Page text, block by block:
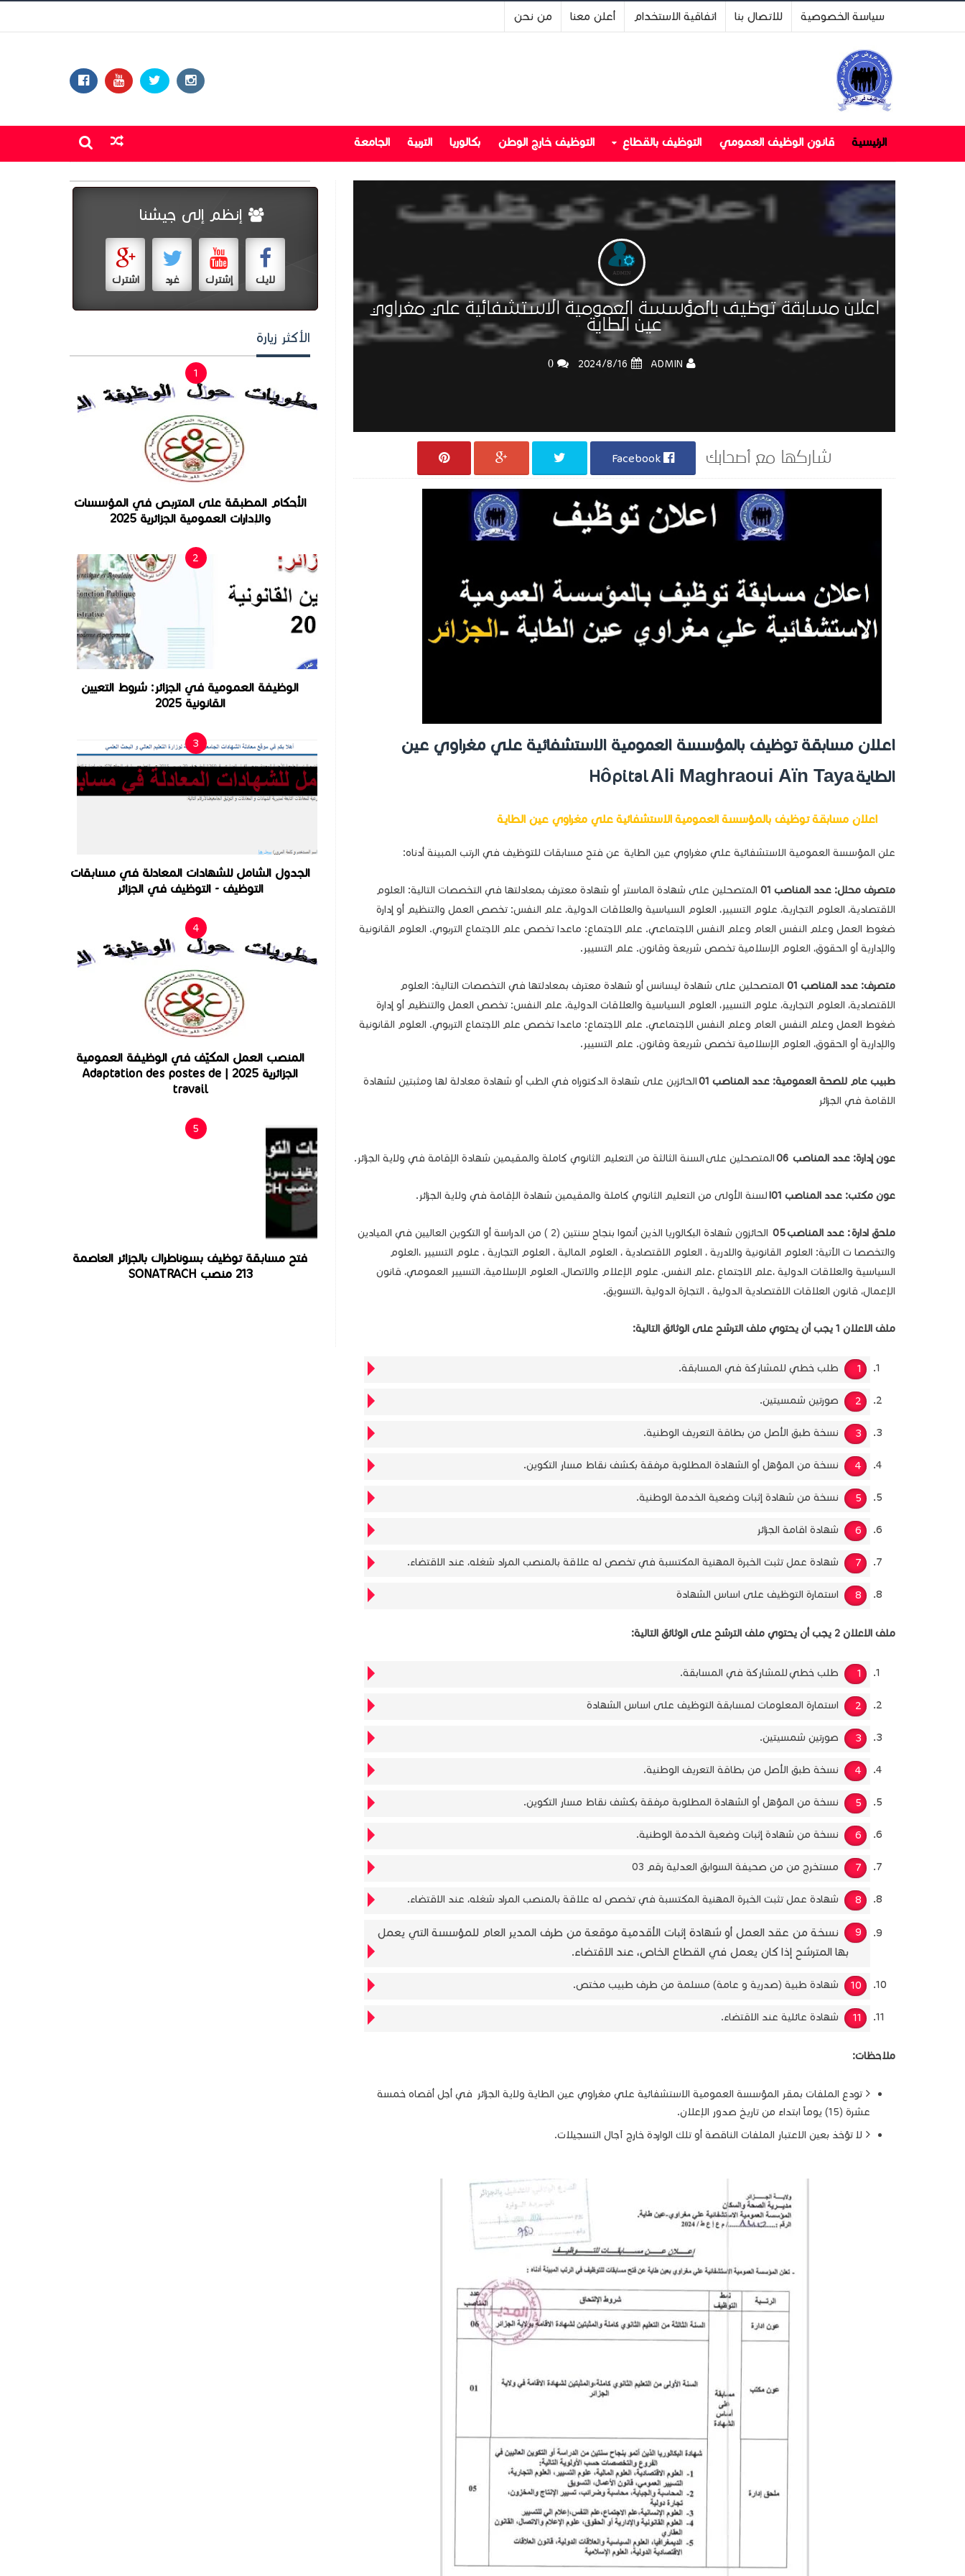
سياسة الخصوصية للاتصال بنا اتفاقية الاستخدام أعلن معنا من نحن
الرئيسية قانون الوظيف العمومي التوظيف بالقطاع التوظيف خارج الوطن بكالوريا التربية الجامعة
اعلان مسابقة توظيف بالمؤسسة العمومية الاستشفائية علي مغراوي
عين الطاية
ADMIN
16‏/8‏/2024
0
اعلان مسابقة توظيف بالمؤسسة العمومية الاستشفائية علي مغراوي عين
الطاية
HôpitalAli Maghraoui Aïn Taya
اعلان مسابقة توظيف بالمؤسسة العمومية الاستشفائية علي مغراوي عين الطاية
علن المؤسسة العمومية الاستشفائية علي مغراوي عين الطاية عن فتح مسابقات للتوظيف في الرتب المبينة أدناه:
متصرف محلل: عدد المناصب 01
المتصحلين على شهادة الماستر أو شهادة معترف بمعادلتها في التخصصات التالية: العلوم
الاقتصادية، العلوم التجارية، علوم التسيير، العلوم السياسية والعلاقات الدولية، علم النفس: تخصص العمل والتنظيم أو إدارة
ضغوط العمل وعلم النفس العام وعلم النفس الاجتماعي. علم الاجتماع: ماعدا تخصص علم الاجتماع التربوي. العلوم القانونية
والإدارية أو الحقوق، العلوم الإسلامية تخصص شريعة وقانون. علم التسيير.
متصرف: عدد المناصب 01
المتصحلين على شهادة ليسانس أو شهادة معترف بمعادلتها في التخصصات التالية: العلوم
الاقتصادية، العلوم التجارية، علوم التسيير، العلوم السياسية والعلاقات الدولية، علم النفس: تخصص العمل والتنظيم أو إدارة
ضغوط العمل وعلم النفس العام وعلم النفس الاجتماعي. علم الاجتماع: ماعدا تخصص علم الاجتماع التربوي. العلوم القانونية
والإدارية أو الحقوق، العلوم الإسلامية تخصص شريعة وقانون. علم التسيير.
طبيب عام للصحة العمومية: عدد المناصب 01
الحائزين على شهادة الدكتوراه في الطب أو شهادة معادلة لها ومثبتين لشهادة
الاقامة في الجزائر
عون إدارة: عدد المناصب المتصحلين على السنة الثالثة من التعليم الثانوي كاملة والمقيمين شهادة الإقامة في ولاية الجزائر.
عون مكتب: عدد المناصب لسنة الأولى من التعليم الثانوي كاملة والمقيمين شهادة الإقامة في ولاية الجزائر.
ملحق ادارة: عدد المناصب05
الحائزون شهادة البكالوريا الذين أتموا بنجاح سنتين (2 ) من الدراسة أو التكوين العاليين في الميادين
والتخصصا ت الآتية: العلوم القانونية والادرية ، العلوم الاقتصادية ، العلوم المالية ، العلوم التجارية ، علوم التسيير ،العلوم
السياسية والعلاقات الدولية ،علم الاجتماع ،علم النفس، علوم الإعلام والاتصال، العلوم الإسلامية، التسيير العمومي، قانون
الإعمال، قانون العلاقات الاقتصادية الدولية ، التجارة الدولية ،التسويق.
ملف الاعلان 1 يجب أن يحتوي ملف الترشح على الوثائق التالية:
طلب خطي للمشاركة في المسابقة.
صورتين شمسيتين.
نسخة طبق الأصل من بطاقة التعريف الوطنية.
نسخة من المؤهل أو الشهادة المطلوبة مرفقة بكشف نقاط مسار التكوين.
نسخة من شهادة إثبات وضعية الخدمة الوطنية.
شهادة اقامة الجزائر
شهادة عمل تثبت الخبرة المهنية المكتسبة في تخصص له علاقة بالمنصب المراد شغله، عند الاقتضاء.
استمارة التوظيف على اساس الشهادة
ملف الاعلان 2 يجب أن يحتوي ملف الترشح على الوثائق التالية:
طلب خطيللمشاركة في المسابقة.
استمارة المعلومات لمسابقة التوظيف على اساس الشهادة
صورتين شمسيتين.
نسخة طبق الأصل من بطاقة التعريف الوطنية.
نسخة من المؤهل أو الشهادة المطلوبة مرفقة بكشف نقاط مسار التكوين.
نسخة من شهادة إثبات وضعية الخدمة الوطنية.
مستخرج من من صحيفة السوابق العدلية رقم 03
شهادة عمل تثبت الخبرة المهنية المكتسبة في تخصص له علاقة بالمنصب المراد شغله، عند الاقتضاء.
نسخة من عقد العمل أو شهادة إثبات الأقدمية موقعة من طرف المدير العام للمؤسسة التي يعمل
بها المترشح إذا كان يعمل في القطاع الخاص، عند الاقتضاء.
شهادة طبية (صدرية و عامة) مسلمة من طرف طبيب مختص.
شهادة عائلية عند الاقتضاء.
ملاحظات:
تودع الملفات بمقر المؤسسة العمومية الاستشفائية علي مغراوي عين الطاية ولاية الجزائر في أجل أقصاه خمسة
عشرة (15) يوماً ابتداءً من تاريخ صدور الإعلان.
لا تؤخذ بعين الاعتبار الملفات الناقصة أو تلك الواردة خارج آجال التسجيلات.
إنظم إلى جيشنا
لايك إشترك غرد اشترك
الأكثر زيارة
الأحكام المطبقة على المتربص في المؤسسات
والإدارات العمومية الجزائرية 2025
الوظيفة العمومية في الجزائر: شروط التعيين
القانونية 2025
الجدول الشامل للشهادات المعادلة في مسابقات
التوظيف - التوظيف في الجزائر
المنصب العمل المكيّف في الوظيفة العمومية
الجزائرية 2025 | Adaptation des postes de
travail
فتح مسابقة توظيف بسوناطراك بالجزائر العاصمة
213 منصب SONATRACH